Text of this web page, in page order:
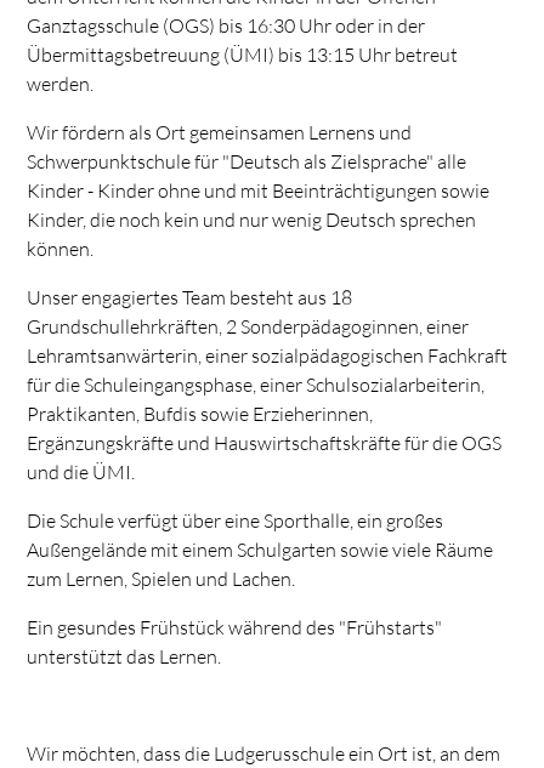
Ganztagsschule (OGS) bis 16:30 Uhr oder in der
Übermittagsbetreuung (ÜMI) bis 13:15 Uhr betreut
werden.
Wir fördern als Ort gemeinsamen Lernens und
Schwerpunktschule für "Deutsch als Zielsprache" alle
Kinder - Kinder ohne und mit Beeinträchtigungen sowie
Kinder, die noch kein und nur wenig Deutsch sprechen
können.
Unser engagiertes Team besteht aus 18
Grundschullehrkräften, 2 Sonderpädagoginnen, einer
Lehramtsanwärterin, einer sozialpädagogischen Fachkraft
für die Schuleingangsphase, einer Schulsozialarbeiterin,
Praktikanten, Bufdis sowie Erzieherinnen,
Ergänzungskräfte und Hauswirtschaftskräfte für die OGS
und die ÜMI.
Die Schule verfügt über eine Sporthalle, ein großes
Außengelände mit einem Schulgarten sowie viele Räume
zum Lernen, Spielen und Lachen.
Ein gesundes Frühstück während des "Frühstarts"
unterstützt das Lernen.
Wir möchten, dass die Ludgerusschule ein Ort ist, an dem